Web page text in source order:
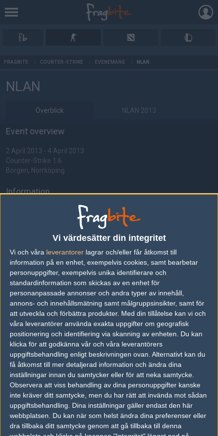
Vi värdesätter din integritet
Vi och våra leverantorer lagrar och/eller får åtkomst till
information på en enhet, exempelvis cookies, samt bearbetar
personuppgifter, exempelvis unika identifierare och
standardinformation som skickas av en enhet för
personanpassade annonser och andra typer av innehåll,
annons- och innehållsmätning samt målgruppsinsikter, samt för
att utveckla och förbättra produkter. Med din tillåtelse kan vi och
våra leverantörer använda exakta uppgifter om geografisk
positionering och identifiering via skanning av enheten. Du kan
klicka för att godkänna vår och våra leverantörers
uppgiftsbehandling enligt beskrivningen ovan. Alternativt kan du
få åtkomst till mer detaljerad information och ändra dina
inställningar innan du samtycker eller för att neka samtycke.
Observera att viss behandling av dina personuppgifter kanske
inte kräver ditt samtycke, men du har rätt att invända mot sådan
uppgiftsbehandling. Dina inställningar gäller endast den här
webbplatsen. Du kan när som helst ändra dina preferenser eller
dra tillbaka ditt samtycke genom att gå tillbaka till denna
FRAGBITE COUNTER-STRIKE EVENEMANG NLAN
NLAN
Överblick NLAN 2013
Event overview
2 April 2013 - 4 April 2013
Counter-Strike 1.6
Borgen, Norrköping
Information
Följ oss i social media
Följ oss på Facebook
Följ oss på Twitter
Följ oss på Instagram
Följ oss på Twitch
Information
Annonsering
Copyright och Privacy Policy
Användaravtal
Kontakta
Om Fragbite